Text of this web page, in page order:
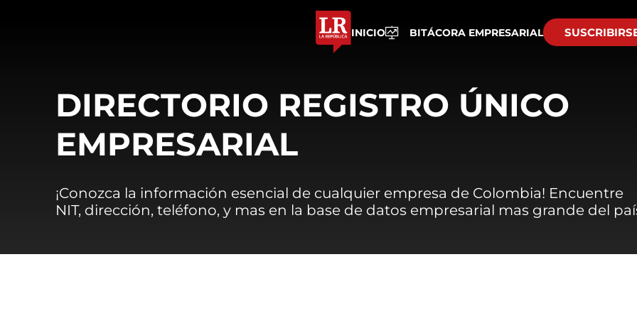
INICIO BITÁCORA EMPRESARIAL
DIRECTORIO REGISTRO ÚNICO
EMPRESARIAL
¡Conozca la información esencial de cualquier empresa de Colombia! Encuentre
NIT, dirección, teléfono, y mas en la base de datos empresarial mas grande del